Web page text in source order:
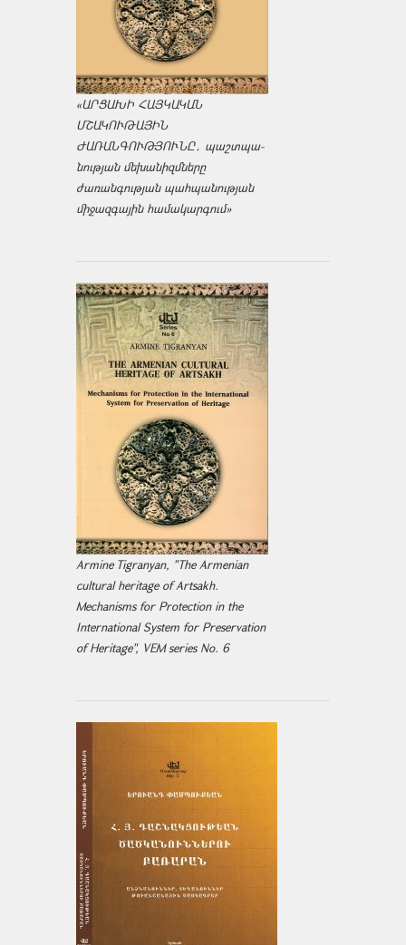
«ԱՐՑԱԽԻ ՀԱՅԿԱԿԱՆ
ՄՇԱԿՈՒԹԱՅԻՆ
ԺԱՌԱՆԳՈՒԹՅՈՒՆԸ․ պաշտպա­
նության մեխանիզմները
ժառանգության պահպանության
միջազ­գային համակարգում»
Armine Tigranyan, "The Armenian
cultural heritage of Artsakh.
Mechanisms for Protection in the
International System for Preservation
of Heritage", VEM series No. 6